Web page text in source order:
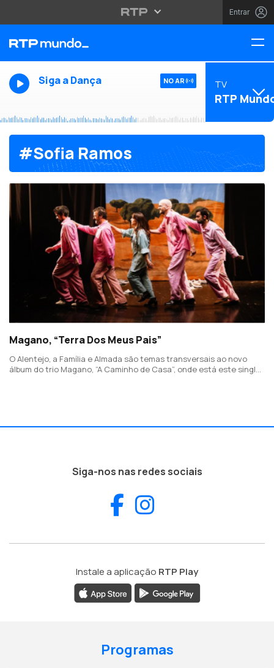
Entrar
Siga a Dança NO AR TV
RTP
#Sofia Ramos
Magano, “Terra Dos Meus Pais”
O Alentejo, a Família e Almada são temas transversais ao novo
álbum do trio Magano, “A Caminho de Casa”, onde está este single
Siga-nos nas redes sociais
Facebook
Instale a aplicação RTP Play
Programas